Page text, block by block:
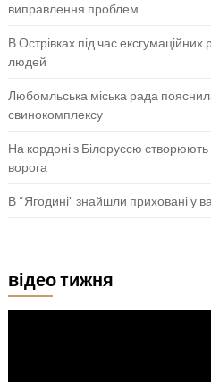
виправлення проблем
В Острівках під час
людей
Любомльська міська рада
свинокомплексу
На кордоні з Білоруссю створюють
ворога
В “Ягодині” знайшли приховані у
відео тижня